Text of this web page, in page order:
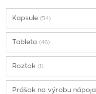
GS(3)
Naturvita
Kompava(1)
Sarapis
Kapsule (54)
Tableta (46)
Roztok (1)
Prášok na výrobu nápoja